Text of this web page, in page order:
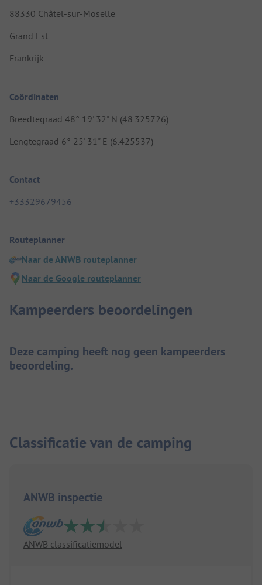
88330 Châtel-sur-Moselle
Grand Est
Frankrijk
Coördinaten
Breedtegraad 48° 19' 32" N (48.325726)
Lengtegraad 6° 25' 31" E (6.425537)
Contact
+33329679456
Routeplanner
Naar de ANWB routeplanner
Naar de Google routeplanner
Kampeerders beoordelingen
Deze camping heeft nog geen kampeerders
beoordeling.
Classificatie van de camping
ANWB inspectie
ANWB classificatiemodel